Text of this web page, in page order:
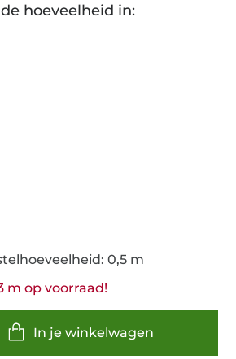
hoeveelheid in:
0,5 m
m op voorraad!
In je winkelwagen